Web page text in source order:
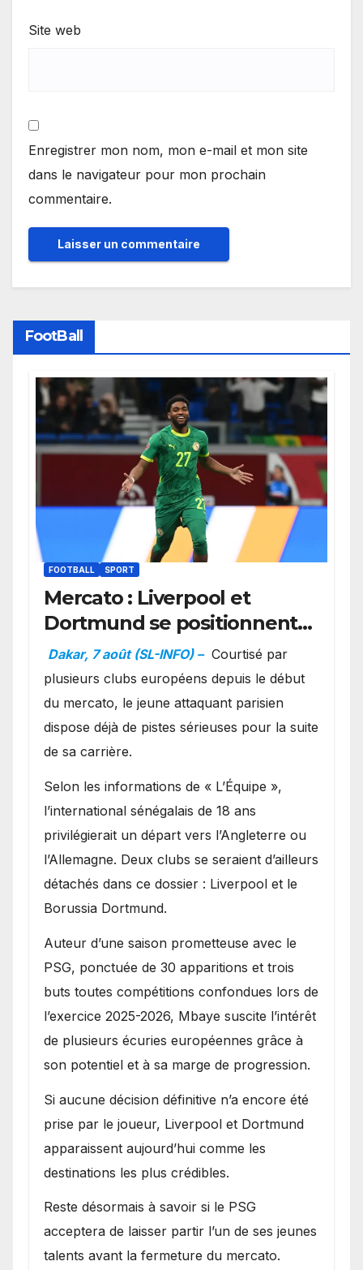
Site web
Enregistrer mon nom, mon e-mail et mon site
dans le navigateur pour mon prochain
commentaire.
FootBall
FOOTBALL SPORT
Mercato : Liverpool et
Dortmund se positionnent
en favoris pour recruter
Ibrahim Mbaye
Dakar, 7 août (SL-INFO) – Courtisé par
plusieurs clubs européens depuis le début
du mercato, le jeune attaquant parisien
dispose déjà de pistes sérieuses pour la suite
de sa carrière.
Selon les informations de « L’Équipe »,
l’international sénégalais de 18 ans
privilégierait un départ vers l’Angleterre ou
l’Allemagne. Deux clubs se seraient d’ailleurs
détachés dans ce dossier : Liverpool et le
Borussia Dortmund.
Auteur d’une saison prometteuse avec le
PSG, ponctuée de 30 apparitions et trois
buts toutes compétitions confondues lors de
l’exercice 2025-2026, Mbaye suscite l’intérêt
de plusieurs écuries européennes grâce à
son potentiel et à sa marge de progression.
Si aucune décision définitive n’a encore été
prise par le joueur, Liverpool et Dortmund
apparaissent aujourd’hui comme les
destinations les plus crédibles.
Reste désormais à savoir si le PSG
acceptera de laisser partir l’un de ses jeunes
talents avant la fermeture du mercato.